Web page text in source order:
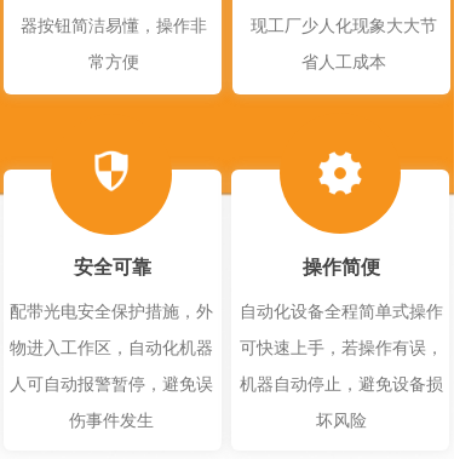
器按钮简洁易懂，操作非
常方便
安全可靠 操作简便
现工厂少人化现象大大节
省人工成本
配带光电安全保护措施，外
物进入工作区，自动化机器
人可自动报警暂停，避免误
伤事件发生
自动化设备全程简单式操作
可快速上手，若操作有误，
机器自动停止，避免设备损
坏风险